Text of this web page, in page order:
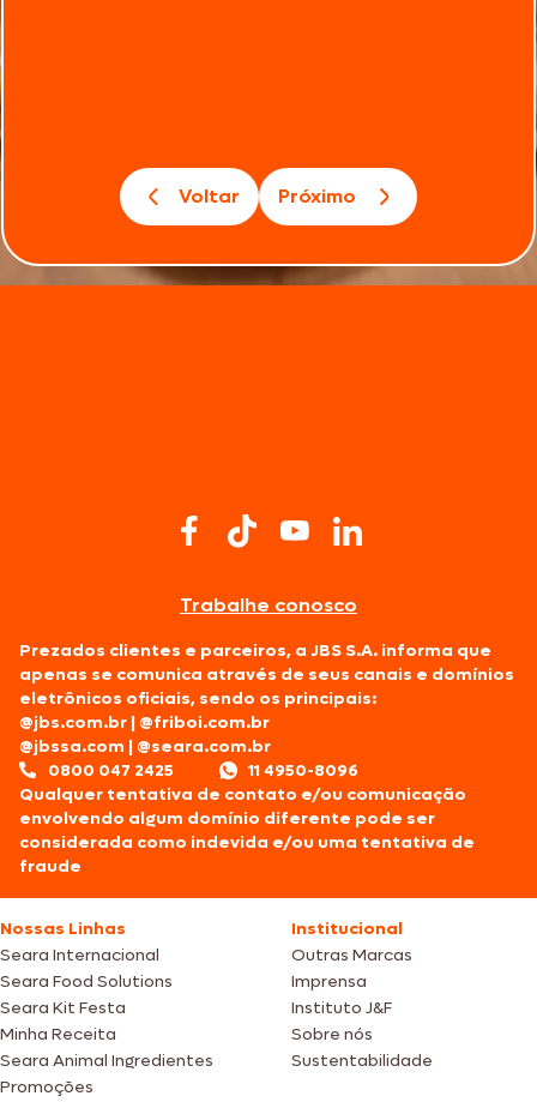
Voltar Próximo
Trabalhe conosco
Prezados clientes e parceiros, a JBS S.A. informa que
apenas se comunica através de seus canais e domínios
eletrônicos oficiais, sendo os principais:
@jbs.com.br |@friboi.com.br
@jbssa.com |@seara.com.br
0800 047 2425
11 4950-8096
Qualquer tentativa de contato e/ou comunicação
envolvendo algum domínio diferente pode ser
considerada como indevida e/ou uma tentativa de
fraude
Nossas Linhas
Seara Internacional
Seara Food Solutions
Seara Kit Festa
Minha Receita
Seara Animal Ingredientes
Promoções
Institucional
Outras Marcas
Imprensa
Instituto J&F
Sobre nós
Sustentabilidade